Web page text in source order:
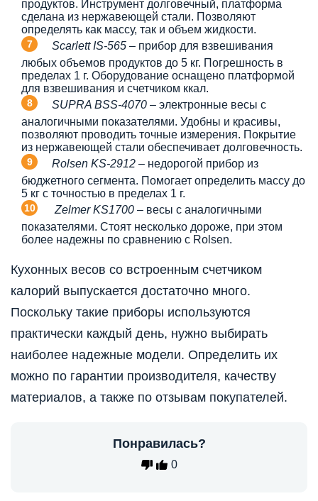
продуктов. Инструмент долговечный, платформа
сделана из нержавеющей стали. Позволяют
определять как массу, так и объем жидкости.
Scarlett IS-565 – прибор для взвешивания
любых объемов продуктов до 5 кг. Погрешность в
пределах 1 г. Оборудование оснащено платформой
для взвешивания и счетчиком ккал.
SUPRA BSS-4070 – электронные весы с
аналогичными показателями. Удобны и красивы,
позволяют проводить точные измерения. Покрытие
из нержавеющей стали обеспечивает долговечность.
Rolsen KS-2912 – недорогой прибор из
бюджетного сегмента. Помогает определить массу до
5 кг с точностью в пределах 1 г.
Zelmer KS1700 – весы с аналогичными
показателями. Стоят несколько дороже, при этом
более надежны по сравнению с Rolsen.
Кухонных весов со встроенным счетчиком
калорий выпускается достаточно много.
Поскольку такие приборы используются
практически каждый день, нужно выбирать
наиболее надежные модели. Определить их
можно по гарантии производителя, качеству
материалов, а также по отзывам покупателей.
Понравилась?
0